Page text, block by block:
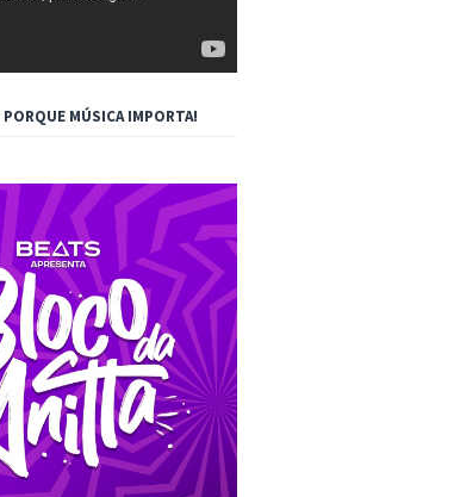
MÚSICA IMPORTA!